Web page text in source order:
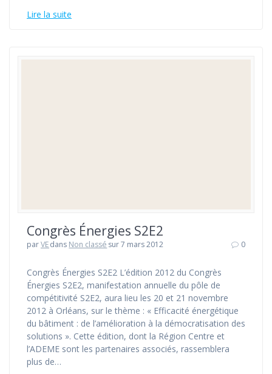
Lire la suite
Congrès Énergies S2E2
parVEdans Non classé sur 7 mars 2012 0
Congrès Énergies S2E2 L’édition 2012 du Congrès
Énergies S2E2, manifestation annuelle du pôle de
compétitivité S2E2, aura lieu les 20 et 21 novembre
2012 à Orléans, sur le thème : « Efficacité énergétique
du bâtiment : de l’amélioration à la démocratisation des
solutions ». Cette édition, dont la Région Centre et
l’ADEME sont les partenaires associés, rassemblera
plus de…